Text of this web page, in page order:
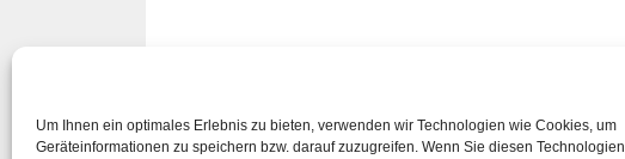
Um Ihnen ein optimales Erlebnis zu bieten, verwenden wir Technologien wie Cookies, um
Geräteinformationen zu speichern bzw. darauf zuzugreifen. Wenn Sie diesen Technologien